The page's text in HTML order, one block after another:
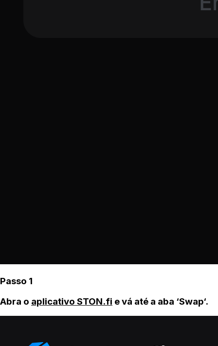
Passo 1
Abra o aplicativo STON.fi e vá até a aba ‘Swap‘.